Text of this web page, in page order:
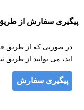
پیگیری سفارش از
در صورتی که از طریق
اید، می توانید از
پیگیری سفارش